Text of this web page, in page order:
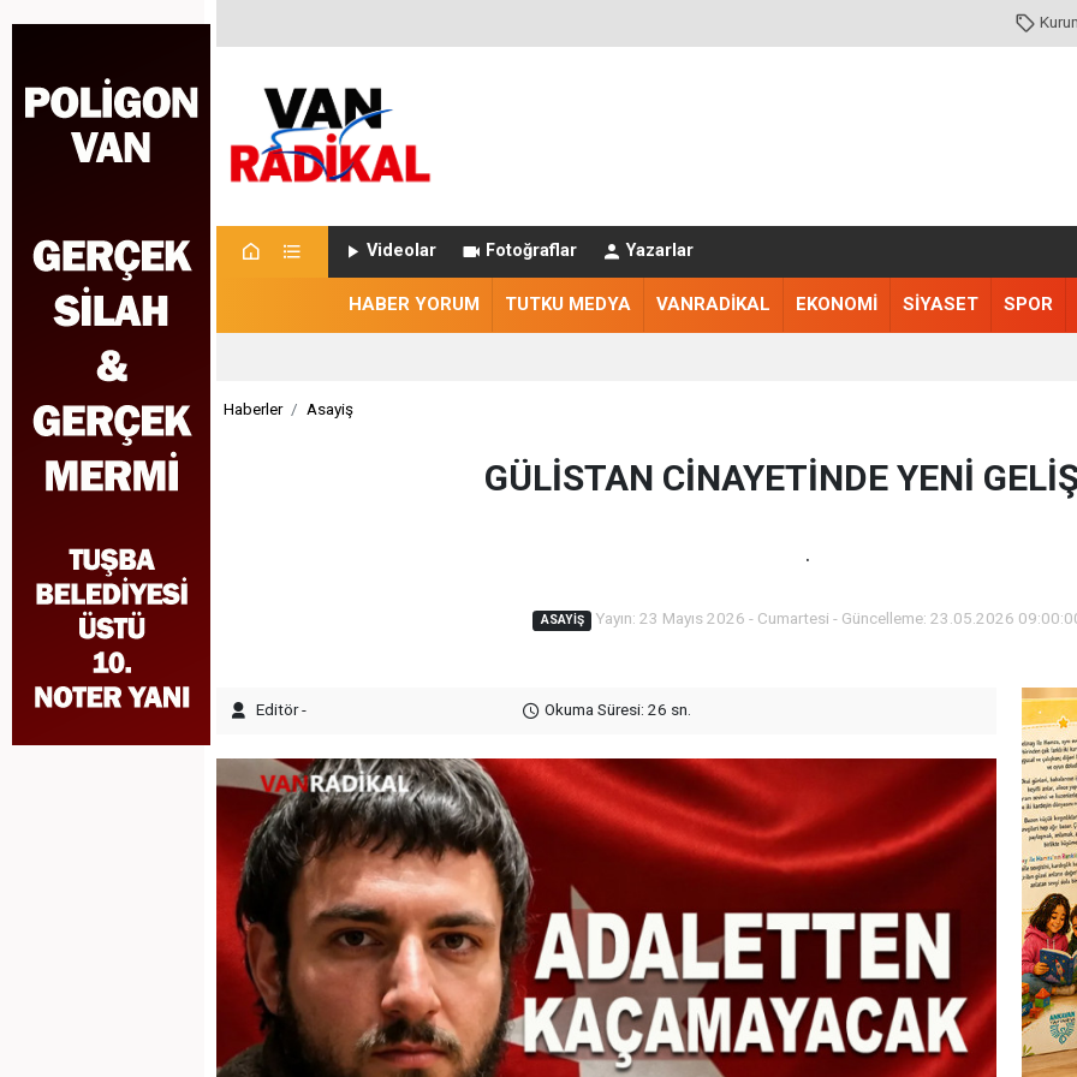
Videolar Fotoğraflar Yazarlar
HABER YORUM TUTKU MEDYA VANRADİKAL EKONOMİ SİYASET SPOR
Haberler Asayiş
GÜLİSTAN CİNAYETİNDE YENİ
.
ASAYIŞ Yayın: 23 Mayıs 2026 - Cumartesi - Güncelleme: 23.05.2026
Editör - Okuma Süresi: 26 sn.